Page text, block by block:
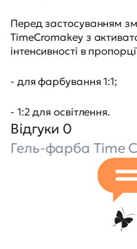
Перед застосуванням
TimeCromakey з
інтенсивності в
- для фарбування 1:1;
- 1:2 для освітлення.
Відгуки 0
Гель-фарба Time